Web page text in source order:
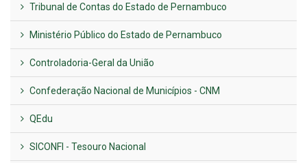
Tribunal de Contas do Estado de Pernambuco
Ministério Público do Estado de Pernambuco
Controladoria-Geral da União
Confederação Nacional de Municípios - CNM
QEdu
SICONFI - Tesouro Nacional